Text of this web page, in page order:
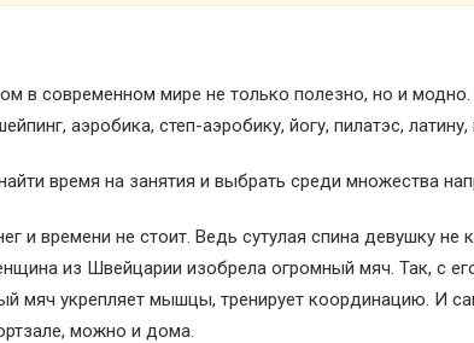
в современном мире не только полезно, но и
аэробика, степ-аэробику, йогу, пилатэс,
время на занятия и выбрать среди множества
и времени не стоит. Ведь сутулая спина девушку
из Швейцарии изобрела огромный мяч. Так, с
мяч укрепляет мышцы, тренирует координацию. И
можно и дома.